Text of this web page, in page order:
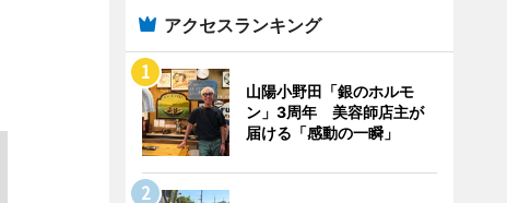
アクセスランキング
山陽小野田「銀のホルモ
ン」3周年 美容師店主が
届ける「感動の一瞬」